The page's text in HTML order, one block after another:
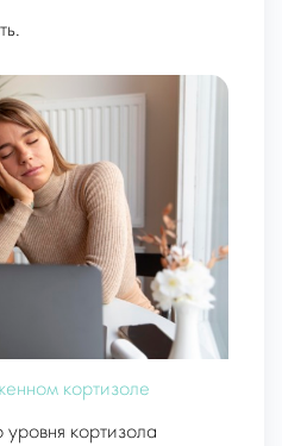
кортизоле
кортизола